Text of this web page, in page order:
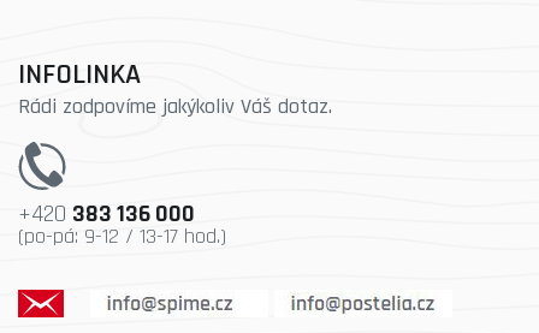
INFOLINKA
Rádi zodpovíme jakýkoliv Váš dotaz.
+420 383 136 000
(po-pá: 9-12 / 13-17 hod.)